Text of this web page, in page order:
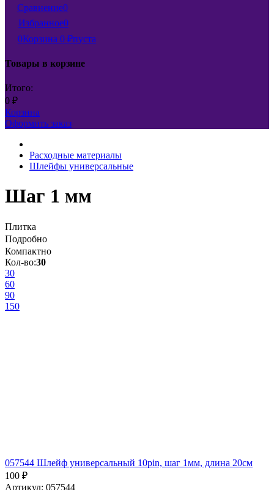
Сравнение0
Избранное0
0Корзина 0 ₽пуста
Товары в корзине
Итого:
0 ₽
Корзина
Оформить заказ
Расходные материалы
Шлейфы универсальные
Шаг 1 мм
Плитка
Подробно
Компактно
Кол-во:30
30
60
90
150
057544 Шлейф универсальный 10pin, шаг 1мм, длина 20см
100 ₽
Артикул: 057544